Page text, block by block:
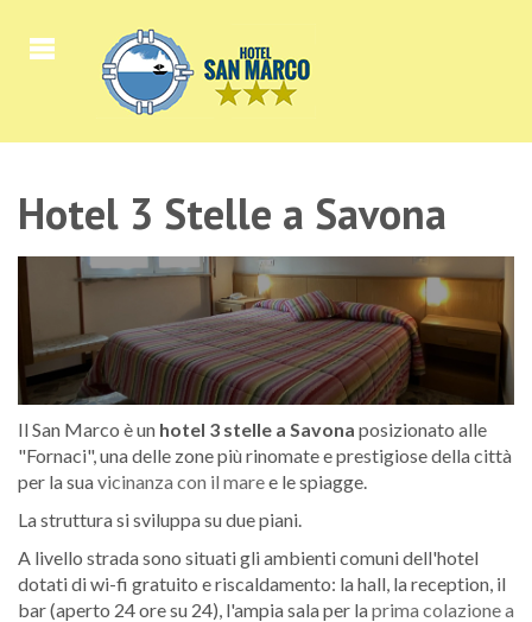
Hotel 3 Stelle a Savona
Il San Marco è un hotel 3 stelle a Savona posizionato alle
"Fornaci", una delle zone più rinomate e prestigiose della città
per la suavicinanza con il maree le spiagge.
La struttura si sviluppa su due piani.
A livello strada sono situati gli ambienti comuni dell'hotel
dotati di wi-fi gratuito e riscaldamento: la hall, la reception, il
bar (aperto 24 ore su 24), l'ampia sala per laprima colazione a